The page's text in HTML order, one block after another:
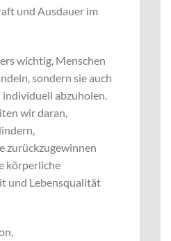
und Ausdauer im
wichtig, Menschen
sondern sie auch
individuell abzuholen.
wir daran,
zurückzugewinnen
körperliche
und Lebensqualität